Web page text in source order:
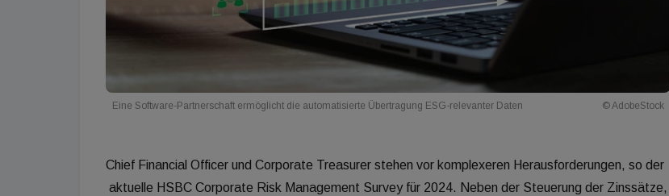
Eine Software-Partnerschaft ermöglicht die automatisierte Übertragung ESG-relevanter Daten © AdobeStock
Chief Financial Officer und Corporate Treasurer stehen vor komplexeren Herausforderungen, so der
aktuelle HSBC Corporate Risk Management Survey für 2024. Neben der Steuerung der Zinssätze,